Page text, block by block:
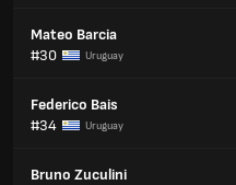
Mateo Barcia
#30
Uruguay
Federico Bais
#34
Uruguay
Bruno Zuculini